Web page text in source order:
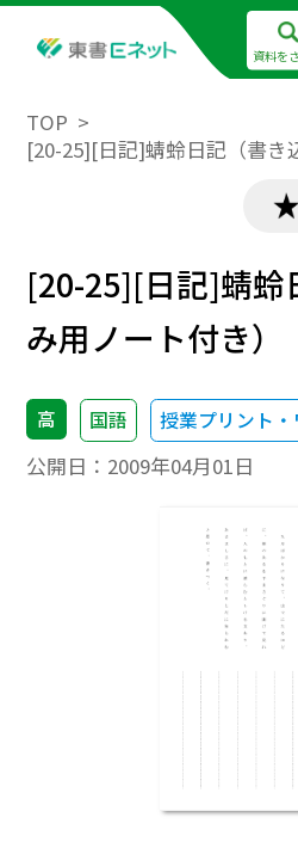
資料を
TOP
[20-25][日記]蜻蛉日記（書き
[20-25][日記]蜻蛉
み用ノート付き）
高 国語 授業プリント
公開日： 2009年04月01日